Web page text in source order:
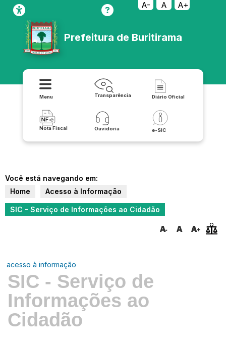
A- A A+
Prefeitura de Buritirama
Menu Transparência Diário Oficial
Nota Fiscal Ouvidoria e-SIC
Você está navegando em:
Home
Acesso à Informação
SIC - Serviço de Informações ao Cidadão
acesso à informação
SIC - Serviço de
Informações ao
Cidadão